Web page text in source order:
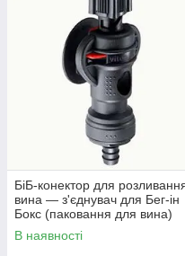
БіБ-конектор для
вина — з'єднувач для Бег-ін
Бокс (паковання для вина)
Обладнання для bag-in-box
В наявності